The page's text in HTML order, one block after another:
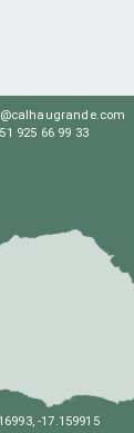
925 66 99 33
-17.159915